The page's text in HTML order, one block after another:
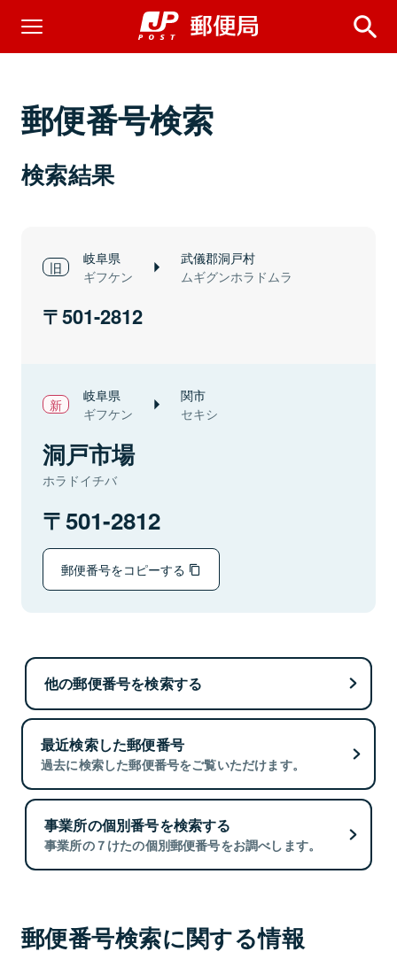
郵便番号検索
検索結果
岐阜県
ギフケン
武儀郡洞戸村
ムギグンホラドムラ
501-2812
岐阜県
ギフケン
関市
セキシ
洞戸市場
ホラドイチバ
501-2812
郵便番号をコピーする
他の郵便番号を検索する
最近検索した郵便番号
過去に検索した郵便番号をご覧いただけます。
事業所の個別番号を検索する
事業所の７けたの個別郵便番号をお調べします。
郵便番号検索に関する情報